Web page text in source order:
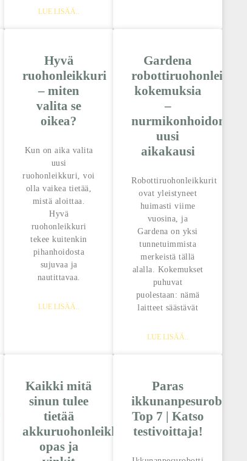
LUE LISÄÄ..
Hyvä
ruohonleikkuri
– miten
valita se
oikea?
Kun on aika valita
uusi
ruohonleikkuri, voi
olla vaikea tietää,
mistä aloittaa.
Hyvä
ruohonleikkuri
tekee kuitenkin
pihanhoidosta
sujuvaa ja
nautittavaa.
LUE LISÄÄ..
Gardena
robottiruohonleikkuri
kokemuksia
–
nurmikonhoidon
uusi
aikakausi
Robottiruohonleikkurit
ovat yleistyneet
huimasti viime
vuosina, ja
Gardena on yksi
tunnetuimmista
merkeistä tällä
alalla. Kokemukset
puhuvat
puolestaan: nämä
laitteet säästävät
LUE LISÄÄ..
Kaikki mitä
sinun tulee
tietää
akkuruohonleikkureista:
opas ja
Paras
ikkunanpesurobotti
Top 7 | Katso
testivoittaja!